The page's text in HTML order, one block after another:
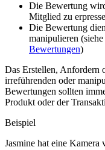
Die Bewertung
Mitglied zu
Die Bewertung
manipulieren (siehe
Bewertungen)
Das Erstellen, Anfordern
irreführenden oder
Bewertungen sollten
Produkt oder der
Beispiel
Jasmine hat eine